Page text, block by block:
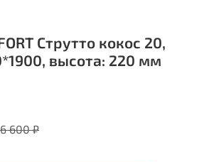
Струтто кокос 20,
высота: 220 мм
600 ₽